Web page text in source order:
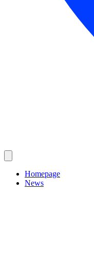
Homepage
News